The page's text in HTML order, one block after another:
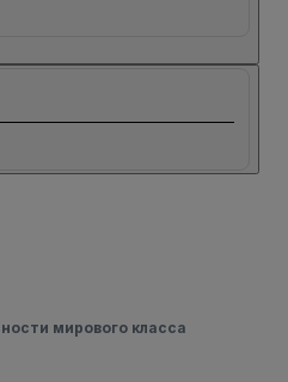
мирового класса